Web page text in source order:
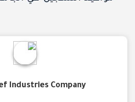
Industries Company